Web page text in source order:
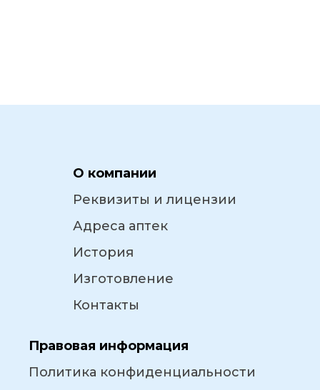
О компании
Реквизиты и лицензии
Адреса аптек
История
Изготовление
Контакты
Правовая информация
Политика конфиденциальности